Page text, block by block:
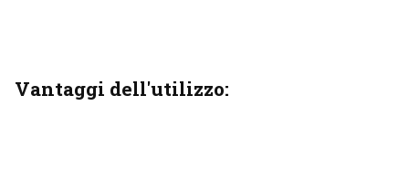
Vantaggi dell'utilizzo: